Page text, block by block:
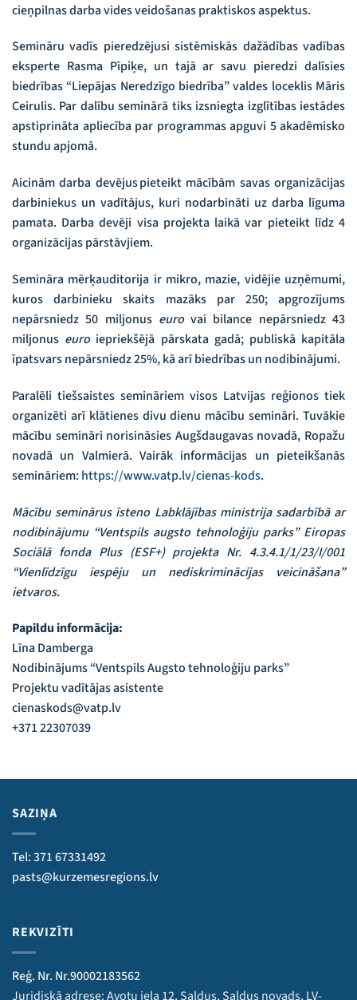
cieņpilnas darba vides veidošanas praktiskos aspektus.
Semināru vadīs pieredzējusi sistēmiskās dažādības vadības
eksperte Rasma Pīpiķe, un tajā ar savu pieredzi dalīsies
biedrības “Liepājas Neredzīgo biedrība” valdes loceklis Māris
Ceirulis. Par dalību seminārā tiks izsniegta izglītības iestādes
apstiprināta apliecība par programmas apguvi 5 akadēmisko
stundu apjomā.
Aicinām darba devējus pieteikt mācībām savas organizācijas
darbiniekus un vadītājus, kuri nodarbināti uz darba līguma
pamata. Darba devēji visa projekta laikā var pieteikt līdz 4
organizācijas pārstāvjiem.
Semināra mērķauditorija ir mikro, mazie, vidējie uzņēmumi,
kuros darbinieku skaits mazāks par 250; apgrozījums
nepārsniedz 50 miljonus eurovai bilance nepārsniedz 43
miljonus euroiepriekšējā pārskata gadā; publiskā kapitāla
īpatsvars nepārsniedz 25%, kā arī biedrības un nodibinājumi.
Paralēli tiešsaistes semināriem visos Latvijas reģionos tiek
organizēti arī klātienes divu dienu mācību semināri. Tuvākie
mācību semināri norisināsies Augšdaugavas novadā, Ropažu
novadā un Valmierā. Vairāk informācijas un pieteikšanās
semināriem: https://www.vatp.lv/cienas-kods.
Mācību seminārus īsteno Labklājības ministrija sadarbībā ar
nodibinājumu “Ventspils augsto tehnoloģiju parks” Eiropas
Sociālā fonda Plus (ESF+) projekta Nr. 4.3.4.1/1/23/I/001
“Vienlīdzīgu iespēju un nediskriminācijas veicināšana”
ietvaros.
Papildu informācija:
Līna Damberga
Nodibinājums “Ventspils Augsto tehnoloģiju parks”
Projektu vadītājas asistente
cienaskods@vatp.lv
+371 22307039
SAZIŅA
Tel: 371 67331492
pasts@kurzemesregions.lv
REKVIZĪTI
Reģ. Nr. Nr.90002183562
Juridiskā adrese: Avotu iela 12, Saldus, Saldus novads, LV-